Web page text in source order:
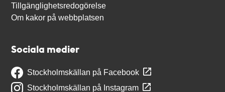
Tillgänglighetsredogörelse
Om kakor på webbplatsen
Sociala medier
Stockholmskällan på Facebook
Stockholmskällan på Instagram